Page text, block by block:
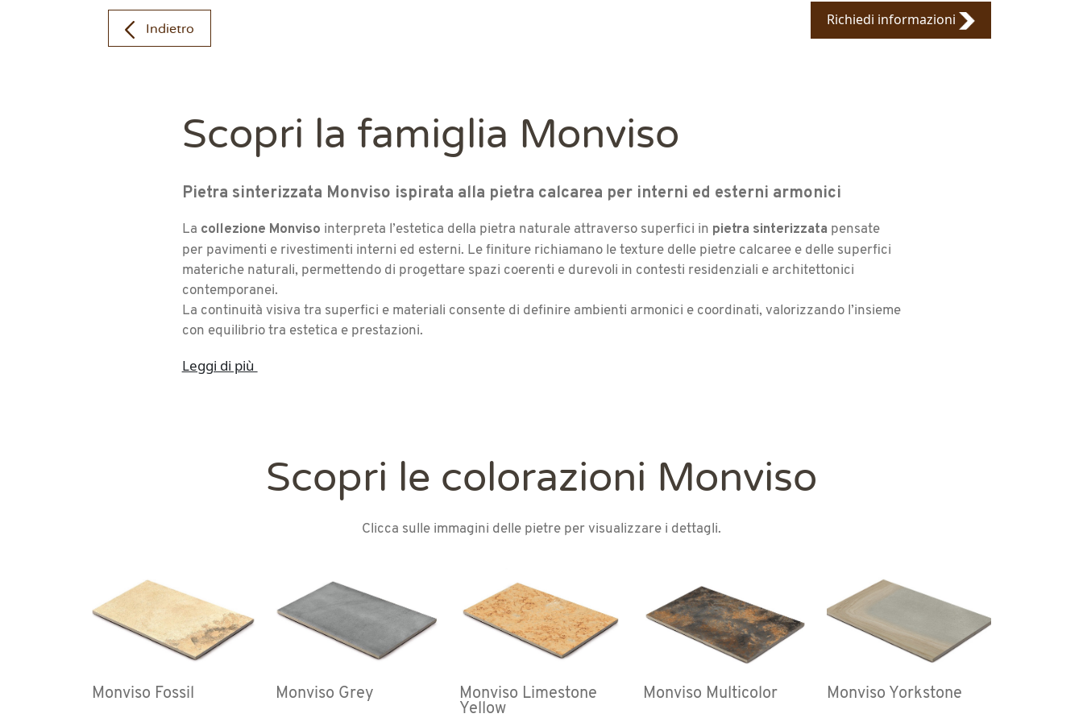
Indietro
Richiedi informazioni
Scopri la famiglia Monviso
Pietra sinterizzata Monviso ispirata alla pietra calcarea per interni ed esterni armonici
La collezione Monviso interpreta l’estetica della pietra naturale attraverso superfici in pietra sinterizzata pensate
per pavimenti e rivestimenti interni ed esterni. Le finiture richiamano le texture delle pietre calcaree e delle superfici
materiche naturali, permettendo di progettare spazi coerenti e durevoli in contesti residenziali e architettonici
contemporanei.
La continuità visiva tra superfici e materiali consente di definire ambienti armonici e coordinati, valorizzando l’insieme
con equilibrio tra estetica e prestazioni.
Leggi di più
Scopri le colorazioni Monviso
Clicca sulle immagini delle pietre per visualizzare i dettagli.
Monviso Fossil Monviso Grey
Monviso Limestone
Yellow
Monviso Multicolor Monviso Yorkstone